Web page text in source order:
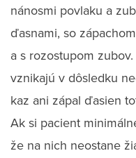
nánosmi povlaku a
ďasnami, so
a s rozostupom
vznikajú v dôsledku
kaz ani zápal ďasien
Ak si pacient
že na nich neostane